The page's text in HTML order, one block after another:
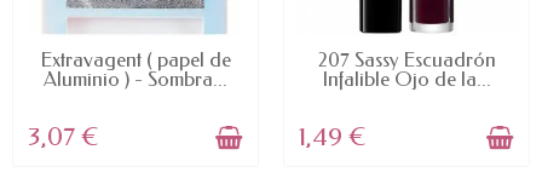
AVAILABLE
Extravagent ( papel de
Aluminio ) - Sombra...
3,07 €
AVAILABLE
207 Sassy Escuadrón
Infalible Ojo de la...
1,49 €